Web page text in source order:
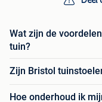
Wat zijn de
tuin?
Zijn Bristol
Hoe onderhoud ik